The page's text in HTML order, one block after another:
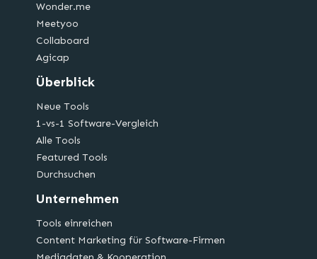
Wonder.me
Meetyoo
Collaboard
Agicap
Überblick
Neue Tools
1-vs-1 Software-Vergleich
Alle Tools
Featured Tools
Durchsuchen
Unternehmen
Tools einreichen
Content Marketing für Software-Firmen